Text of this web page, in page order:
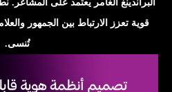
قوية تعزز الارتباط بين الجمهور
تُنسى.